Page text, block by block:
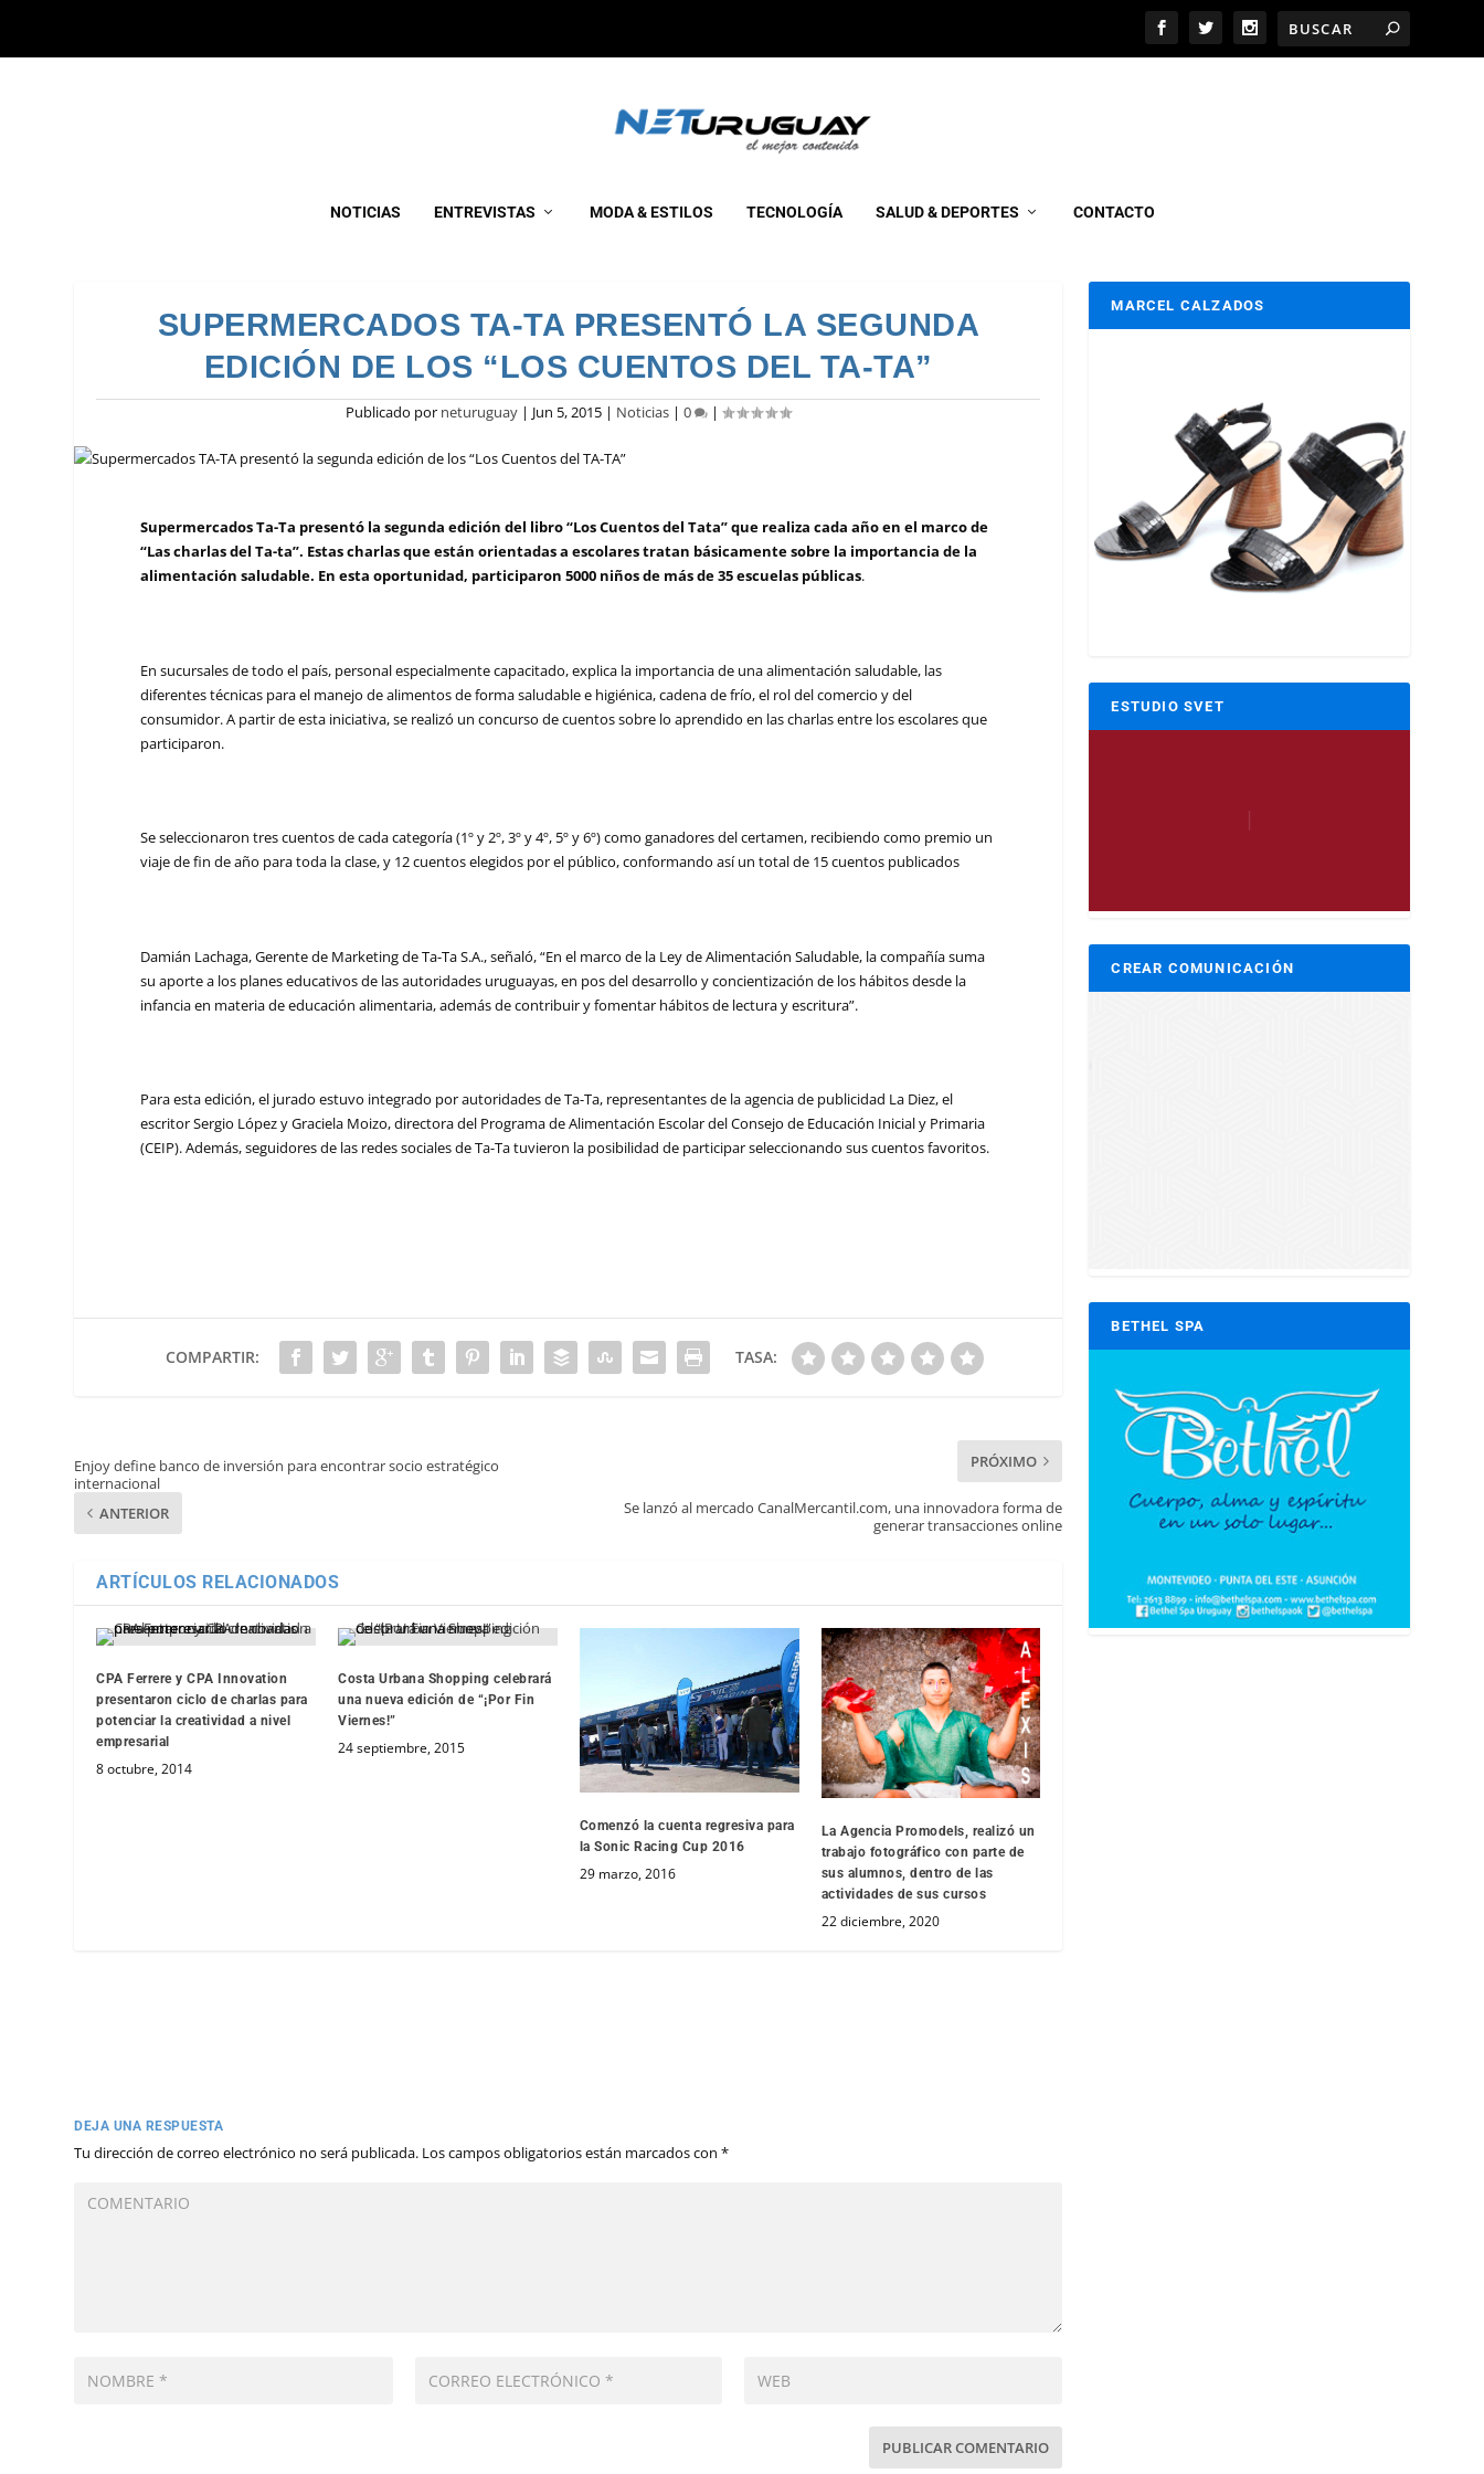
NOTICIAS ENTREVISTAS MODA & ESTILOS TECNOLOGÍA SALUD & DEPORTES CONTACTO
SUPERMERCADOS TA-TA PRESENTÓ LA SEGUNDA
EDICIÓN DE LOS “LOS CUENTOS DEL TA-TA”
Publicado por neturuguay | Jun 5, 2015 | Noticias |0 |
Supermercados Ta-Ta presentó la segunda edición del libro “Los Cuentos del Tata” que realiza cada año en el marco de
“Las charlas del Ta-ta”. Estas charlas que están orientadas a escolares tratan básicamente sobre la importancia de la
alimentación saludable. En esta oportunidad, participaron 5000 niños de más de 35 escuelas públicas.
En sucursales de todo el país, personal especialmente capacitado, explica la importancia de una alimentación saludable, las
diferentes técnicas para el manejo de alimentos de forma saludable e higiénica, cadena de frío, el rol del comercio y del
consumidor. A partir de esta iniciativa, se realizó un concurso de cuentos sobre lo aprendido en las charlas entre los escolares que
participaron.
Se seleccionaron tres cuentos de cada categoría (1º y 2º, 3º y 4º, 5º y 6º) como ganadores del certamen, recibiendo como premio un
viaje de fin de año para toda la clase, y 12 cuentos elegidos por el público, conformando así un total de 15 cuentos publicados
Damián Lachaga, Gerente de Marketing de Ta-Ta S.A., señaló, “En el marco de la Ley de Alimentación Saludable, la compañía suma
su aporte a los planes educativos de las autoridades uruguayas, en pos del desarrollo y concientización de los hábitos desde la
infancia en materia de educación alimentaria, además de contribuir y fomentar hábitos de lectura y escritura”.
Para esta edición, el jurado estuvo integrado por autoridades de Ta-Ta, representantes de la agencia de publicidad La Diez, el
escritor Sergio López y Graciela Moizo, directora del Programa de Alimentación Escolar del Consejo de Educación Inicial y Primaria
(CEIP). Además, seguidores de las redes sociales de Ta-Ta tuvieron la posibilidad de participar seleccionando sus cuentos favoritos.
COMPARTIR: TASA:
Enjoy define banco de inversión para encontrar socio estratégico
internacional
ANTERIOR
PRÓXIMO
Se lanzó al mercado CanalMercantil.com, una innovadora forma de
generar transacciones online
ARTÍCULOS RELACIONADOS
CPA Ferrere y CPA Innovation
presentaron ciclo de charlas para
potenciar la creatividad a nivel
empresarial
8 octubre, 2014
Costa Urbana Shopping celebrará
una nueva edición de “¡Por Fin
Viernes!”
24 septiembre, 2015
Comenzó la cuenta regresiva para
la Sonic Racing Cup 2016
29 marzo, 2016
La Agencia Promodels, realizó un
trabajo fotográfico con parte de
sus alumnos, dentro de las
actividades de sus cursos
22 diciembre, 2020
DEJA UNA RESPUESTA
Tu dirección de correo electrónico no será publicada. Los campos obligatorios están marcados con*
MARCEL CALZADOS
ESTUDIO SVET
CREAR COMUNICACIÓN
BETHEL SPA